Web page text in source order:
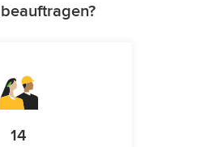
14